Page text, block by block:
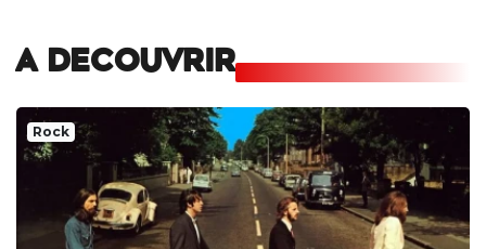
A DECOUVRIR
Rock